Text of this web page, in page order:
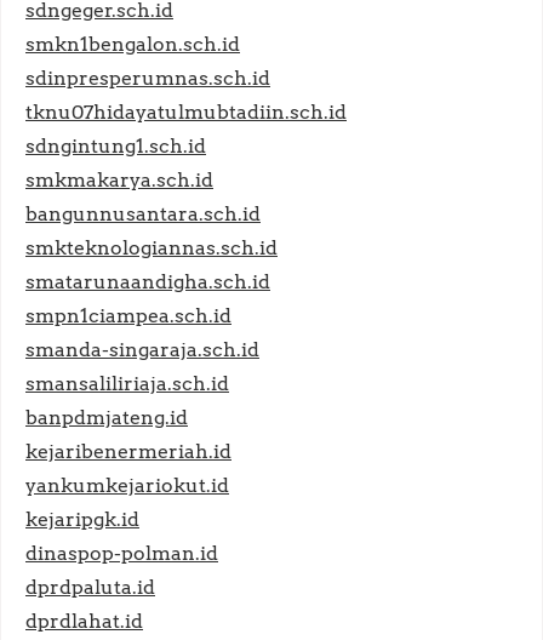
sdngeger.sch.id
smkn1bengalon.sch.id
sdinpresperumnas.sch.id
tknu07hidayatulmubtadiin.sch.id
sdngintung1.sch.id
smkmakarya.sch.id
bangunnusantara.sch.id
smkteknologiannas.sch.id
smatarunaandigha.sch.id
smpn1ciampea.sch.id
smanda-singaraja.sch.id
smansaliliriaja.sch.id
banpdmjateng.id
kejaribenermeriah.id
yankumkejariokut.id
kejaripgk.id
dinaspop-polman.id
dprdpaluta.id
dprdlahat.id